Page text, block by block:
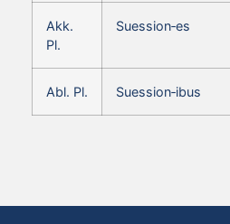
Akk.
Pl.
Suession‑es
Abl. Pl. Suession‑ibus